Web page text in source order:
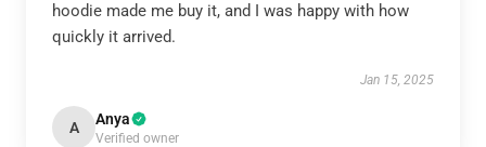
hoodie made me buy it, and I was happy with how
quickly it arrived.
Jan 15, 2025
A Anya
Verified owner